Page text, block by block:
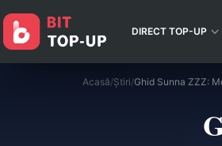
DIRECT TOP-UP
Acasă/Știri/Ghid Sunna ZZZ: